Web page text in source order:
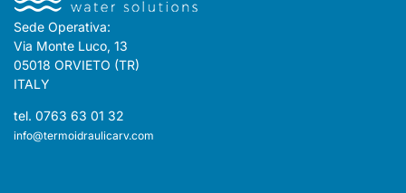
Sede Operativa:
Via Monte Luco, 13
05018 ORVIETO (TR)
ITALY
tel. 0763 63 01 32
info@termoidraulicarv.com